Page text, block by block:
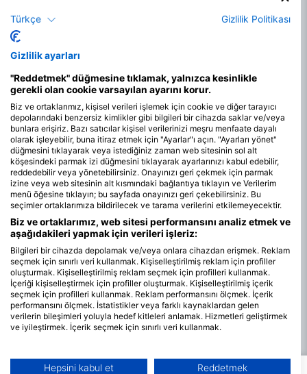
Peleliu'da Dalış İçin En İyi Aylar
Peleliu'da tüplü dalış, su sıcaklıklarını 27-30°C/81-86°F
civarında tutan ılık tropikal iklimi sayesinde yıl boyunca harika
bir aktivitedir. En iyi dalış koşulları, daha fazla pelajik canlının
görüldüğü ve görüş mesafesinin en net olduğu Kasım ve Nisan
ayları arasındadır. Haziran ve Eylül aylarında daha fazla yağış
olur ve deniz daha dalgalı olabilir, ancak su altında çok az
Türkçe Gizlilik Politikası
Gizlilik ayarları
"Reddetmek" düğmesine tıklamak, yalnızca kesinlikle
gerekli olan cookie varsayılan ayarını korur.
Biz ve ortaklarımız, kişisel verileri işlemek için cookie ve diğer tarayıcı
depolarındaki benzersiz kimlikler gibi bilgileri bir cihazda saklar ve/veya
bunlara erişiriz. Bazı satıcılar kişisel verilerinizi meşru menfaate dayalı
olarak işleyebilir, buna itiraz etmek için "Ayarlar"ı açın. "Ayarları yönet"
düğmesini tıklayarak veya istediğiniz zaman web sitesinin sol alt
köşesindeki parmak izi düğmesini tıklayarak ayarlarınızı kabul edebilir,
reddedebilir veya yönetebilirsiniz. Onayınızı geri çekmek için parmak
izine veya web sitesinin alt kısmındaki bağlantıya tıklayın ve Verilerim
menü öğesine tıklayın; bu sayfada onayınızı geri çekebilirsiniz. Bu
seçimler ortaklarımıza bildirilecek ve tarama verilerini etkilemeyecektir.
Biz ve ortaklarımız, web sitesi performansını analiz etmek ve
aşağıdakileri yapmak için verileri işleriz:
Bilgileri bir cihazda depolamak ve/veya onlara cihazdan erişmek. Reklam
seçmek için sınırlı veri kullanmak. Kişiselleştirilmiş reklam için profiller
oluşturmak. Kişiselleştirilmiş reklam seçmek için profilleri kullanmak.
İçeriği kişiselleştirmek için profiller oluşturmak. Kişiselleştirilmiş içerik
seçmek için profilleri kullanmak. Reklam performansını ölçmek. İçerik
performansını ölçmek. İstatistikler veya farklı kaynaklardan gelen
verilerin bileşimleri yoluyla hedef kitleleri anlamak. Hizmetleri geliştirmek
ve iyileştirmek. İçerik seçmek için sınırlı veri kullanmak.
Veriler Avrupa Birliği dışında paylaşılabilir ve ABD'ye gönderilebilir.
Hepsini kabul et Reddetmek